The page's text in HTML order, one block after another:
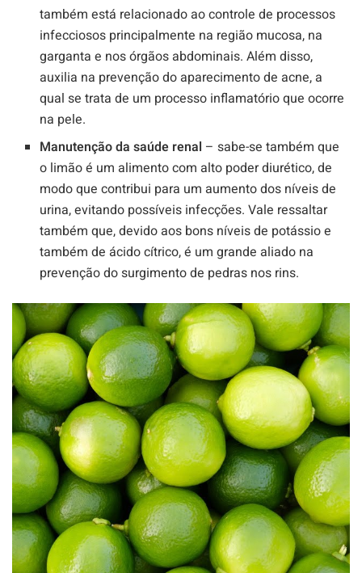
também está relacionado ao controle de processos
infecciosos principalmente na região mucosa, na
garganta e nos órgãos abdominais. Além disso,
auxilia na prevenção do aparecimento de acne, a
qual se trata de um processo inflamatório que ocorre
na pele.
Manutenção da saúde renal – sabe-se também que
o limão é um alimento com alto poder diurético, de
modo que contribui para um aumento dos níveis de
urina, evitando possíveis infecções. Vale ressaltar
também que, devido aos bons níveis de potássio e
também de ácido cítrico, é um grande aliado na
prevenção do surgimento de pedras nos rins.